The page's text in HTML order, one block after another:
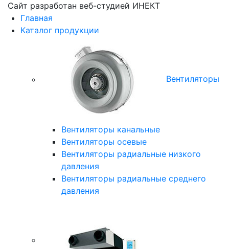
Сайт разработан веб-студией ИНЕКТ
Главная
Каталог продукции
Вентиляторы
Вентиляторы канальные
Вентиляторы осевые
Вентиляторы радиальные низкого
давления
Вентиляторы радиальные среднего
давления